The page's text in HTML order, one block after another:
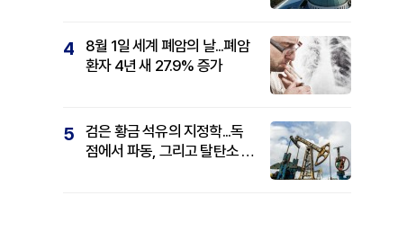
4
8월 1일 세계 폐암의 날...폐암
환자 4년 새 27.9% 증가
5
검은 황금 석유의 지정학...독
점에서 파동, 그리고 탈탄소 패